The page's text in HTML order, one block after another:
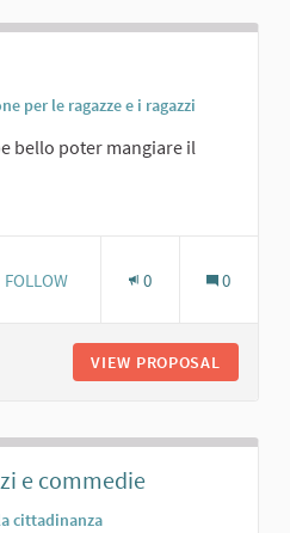
per le ragazze e i ragazzi
bello poter mangiare il
8 FOLLOWERS
FOLLOW 0 0
VIEW PROPOSAL
e commedie
cittadinanza